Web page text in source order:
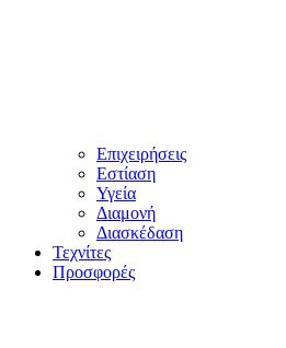
Επιχειρήσεις
Εστίαση
Υγεία
Διαμονή
Διασκέδαση
Τεχνίτες
Προσφορές